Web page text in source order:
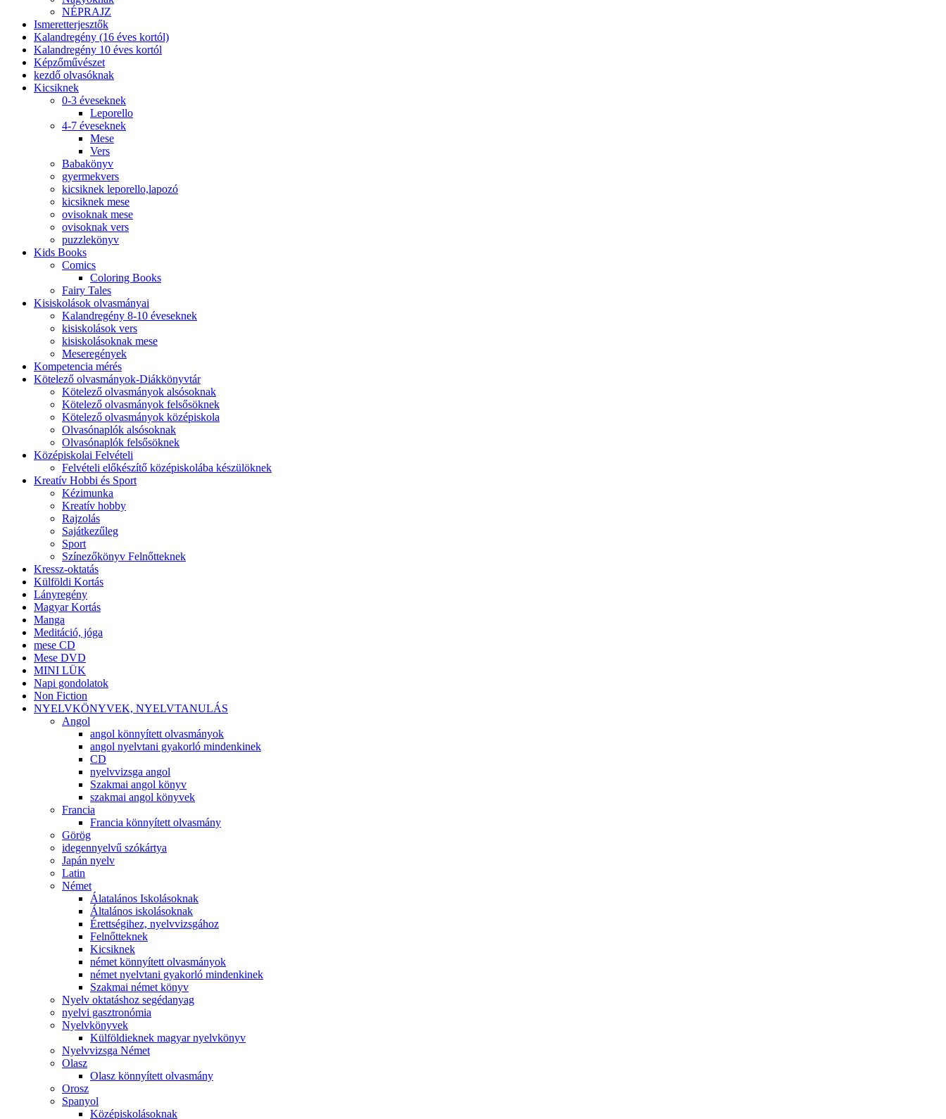
NÉPRAJZ
Ismeretterjesztők
Kalandregény (16 éves kortól)
Kalandregény 10 éves kortól
Képzőművészet
kezdő olvasóknak
Kicsiknek
0-3 éveseknek
Leporello
4-7 éveseknek
Mese
Vers
Babakönyv
gyermekvers
kicsiknek leporello,lapozó
kicsiknek mese
ovisoknak mese
ovisoknak vers
puzzlekönyv
Kids Books
Comics
Coloring Books
Fairy Tales
Kisiskolások olvasmányai
Kalandregény 8-10 éveseknek
kisiskolások vers
kisiskolásoknak mese
Meseregények
Kompetencia mérés
Kötelező olvasmányok-Diákkönyvtár
Kötelező olvasmányok alsósoknak
Kötelező olvasmányok felsősöknek
Kötelező olvasmányok középiskola
Olvasónaplók alsósoknak
Olvasónaplók felsősöknek
Középiskolai Felvételi
Felvételi előkészítő középiskolába készülöknek
Kreatív Hobbi és Sport
Kézimunka
Kreatív hobby
Rajzolás
Sajátkezűleg
Sport
Színezőkönyv Felnőtteknek
Kressz-oktatás
Külföldi Kortás
Lányregény
Magyar Kortás
Manga
Meditáció, jóga
mese CD
Mese DVD
MINI LÜK
Napi gondolatok
Non Fiction
NYELVKÖNYVEK, NYELVTANULÁS
Angol
angol könnyített olvasmányok
angol nyelvtani gyakorló mindenkinek
CD
nyelvvizsga angol
Szakmai angol könyv
szakmai angol könyvek
Francia
Francia könnyített olvasmány
Görög
idegennyelvű szókártya
Japán nyelv
Latin
Német
Álatalános Iskolásoknak
Általános iskolásoknak
Érettségihez, nyelvvizsgához
Felnőtteknek
Kicsiknek
német könnyített olvasmányok
német nyelvtani gyakorló mindenkinek
Szakmai német könyv
Nyelv oktatáshoz segédanyag
nyelvi gasztronómia
Nyelvkönyvek
Külföldieknek magyar nyelvkönyv
Nyelvvizsga Német
Olasz
Olasz könnyített olvasmány
Orosz
Spanyol
Középiskolásoknak